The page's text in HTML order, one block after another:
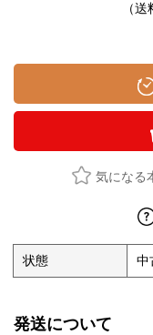
（
気になる
状態 中
発送について